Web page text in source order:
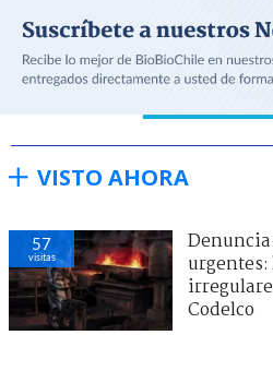
VISTO AHORA
57
visitas
urgentes:
Codelco